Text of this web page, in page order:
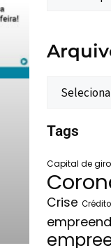
Tags
Capital de giro
Crise Crédito